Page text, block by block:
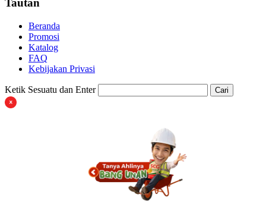
Tautan
Beranda
Promosi
Katalog
FAQ
Kebijakan Privasi
Ketik Sesuatu dan Enter Cari